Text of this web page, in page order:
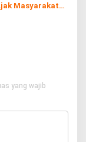
Masyarakat
yang wajib